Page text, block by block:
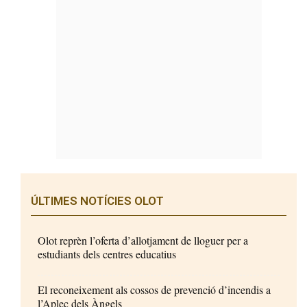
ÚLTIMES NOTÍCIES OLOT
Olot reprèn l’oferta d’allotjament de lloguer per a
estudiants dels centres educatius
El reconeixement als cossos de prevenció d’incendis a
l’Aplec dels Àngels